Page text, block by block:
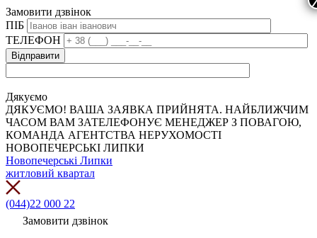
Замовити дзвінок
ПІБ
ТЕЛЕФОН
Дякуємо
ДЯКУЄМО! ВАША ЗАЯВКА ПРИЙНЯТА. НАЙБЛИЖЧИМ
ЧАСОМ ВАМ ЗАТЕЛЕФОНУЄ МЕНЕДЖЕР З ПОВАГОЮ,
КОМАНДА АГЕНТСТВА НЕРУХОМОСТІ
НОВОПЕЧЕРСЬКІ ЛИПКИ
Новопечерські Липки
житловий квартал
(044)22 000 22
Замовити дзвінок